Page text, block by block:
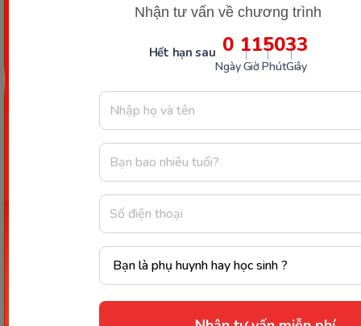
Nhận tư vấn về chương trình
Hết hạn sau 0
Ngày
11
Giờ
50
Phút
31
Giây
Giữ cảm xúc tích cực sẽ giúp thai giáo đạt hiệu quả. (Ảnh:
Thời gian thực hiện thai giáo nên được liên tục và
kéo dài trong suốt thai kỳ. Tại tuần thứ 4 bố mẹ có
thể chuẩn bị trước các phương pháp thai giáo
tháng thứ 2. Và tiếp tục cho các tháng tiếp theo.